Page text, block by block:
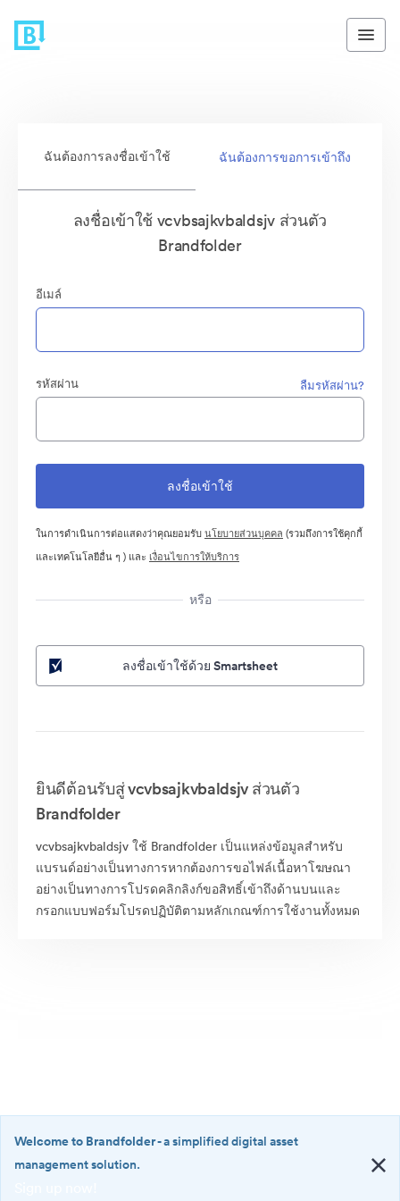
ฉันต้องการลงชื่อเข้าใช้ ฉันต้องการขอการเข้าถึง
ลงชื่อเข้าใช้ vcvbsajkvbaldsjv ส่วนตัว
Brandfolder
อีเมล์
รหัสผ่าน ลืมรหัสผ่าน?
ในการดำเนินการต่อแสดงว่าคุณยอมรับนโยบายส่วนบุคคล (รวมถึงการใช้คุกกี้
และเทคโนโลยีอื่น ๆ ) และ เงื่อนไขการให้บริการ
หรือ
ลงชื่อเข้าใช้ด้วย Smartsheet
ยินดีต้อนรับสู่ vcvbsajkvbaldsjv ส่วนตัว
Brandfolder
vcvbsajkvbaldsjv ใช้ Brandfolder เป็นแหล่งข้อมูลสำหรับ
แบรนด์อย่างเป็นทางการหากต้องการขอไฟล์เนื้อหาโฆษณา
อย่างเป็นทางการโปรดคลิกลิงก์ขอสิทธิ์เข้าถึงด้านบนและ
กรอกแบบฟอร์มโปรดปฏิบัติตามหลักเกณฑ์การใช้งานทั้งหมด
Welcome to Brandfolder- a simplified digital asset
management solution.